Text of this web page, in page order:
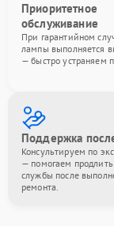
Приоритетное
обслуживание
При гарантийном
лампы выполняется
— быстро устраняем
Поддержка
Консультируем по
— помогаем продлить
службы после
ремонта.